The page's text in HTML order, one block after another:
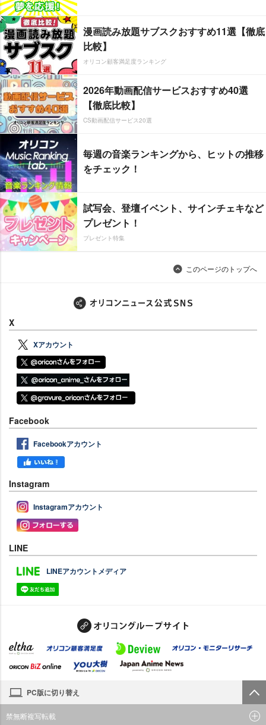
漫画読み放題サブスクおすすめ11選【徹底
比較】
オリコン顧客満足度ランキング
2026年動画配信サービスおすすめ40選
【徹底比較】
CS動画配信サービス20選
毎週の音楽ランキングから、ヒットの推移
をチェック！
試写会、登壇イベント、サインチェキなど
プレゼント！
プレゼント特集
このページのトップへ
X
Xアカウント
Facebook
Facebookアカウント
Instagram
Instagramアカウント
LINE
LINEアカウントメディア
PC版に切り替え
禁無断複写転載